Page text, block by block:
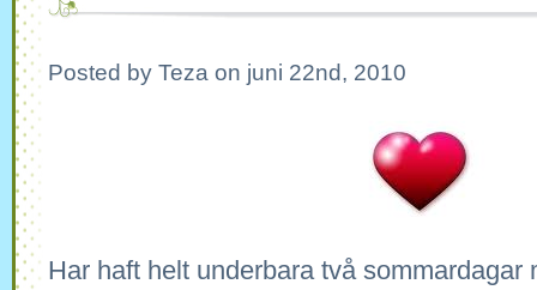
Posted by Teza on juni 22nd, 2010
Har haft helt underbara två sommardagar